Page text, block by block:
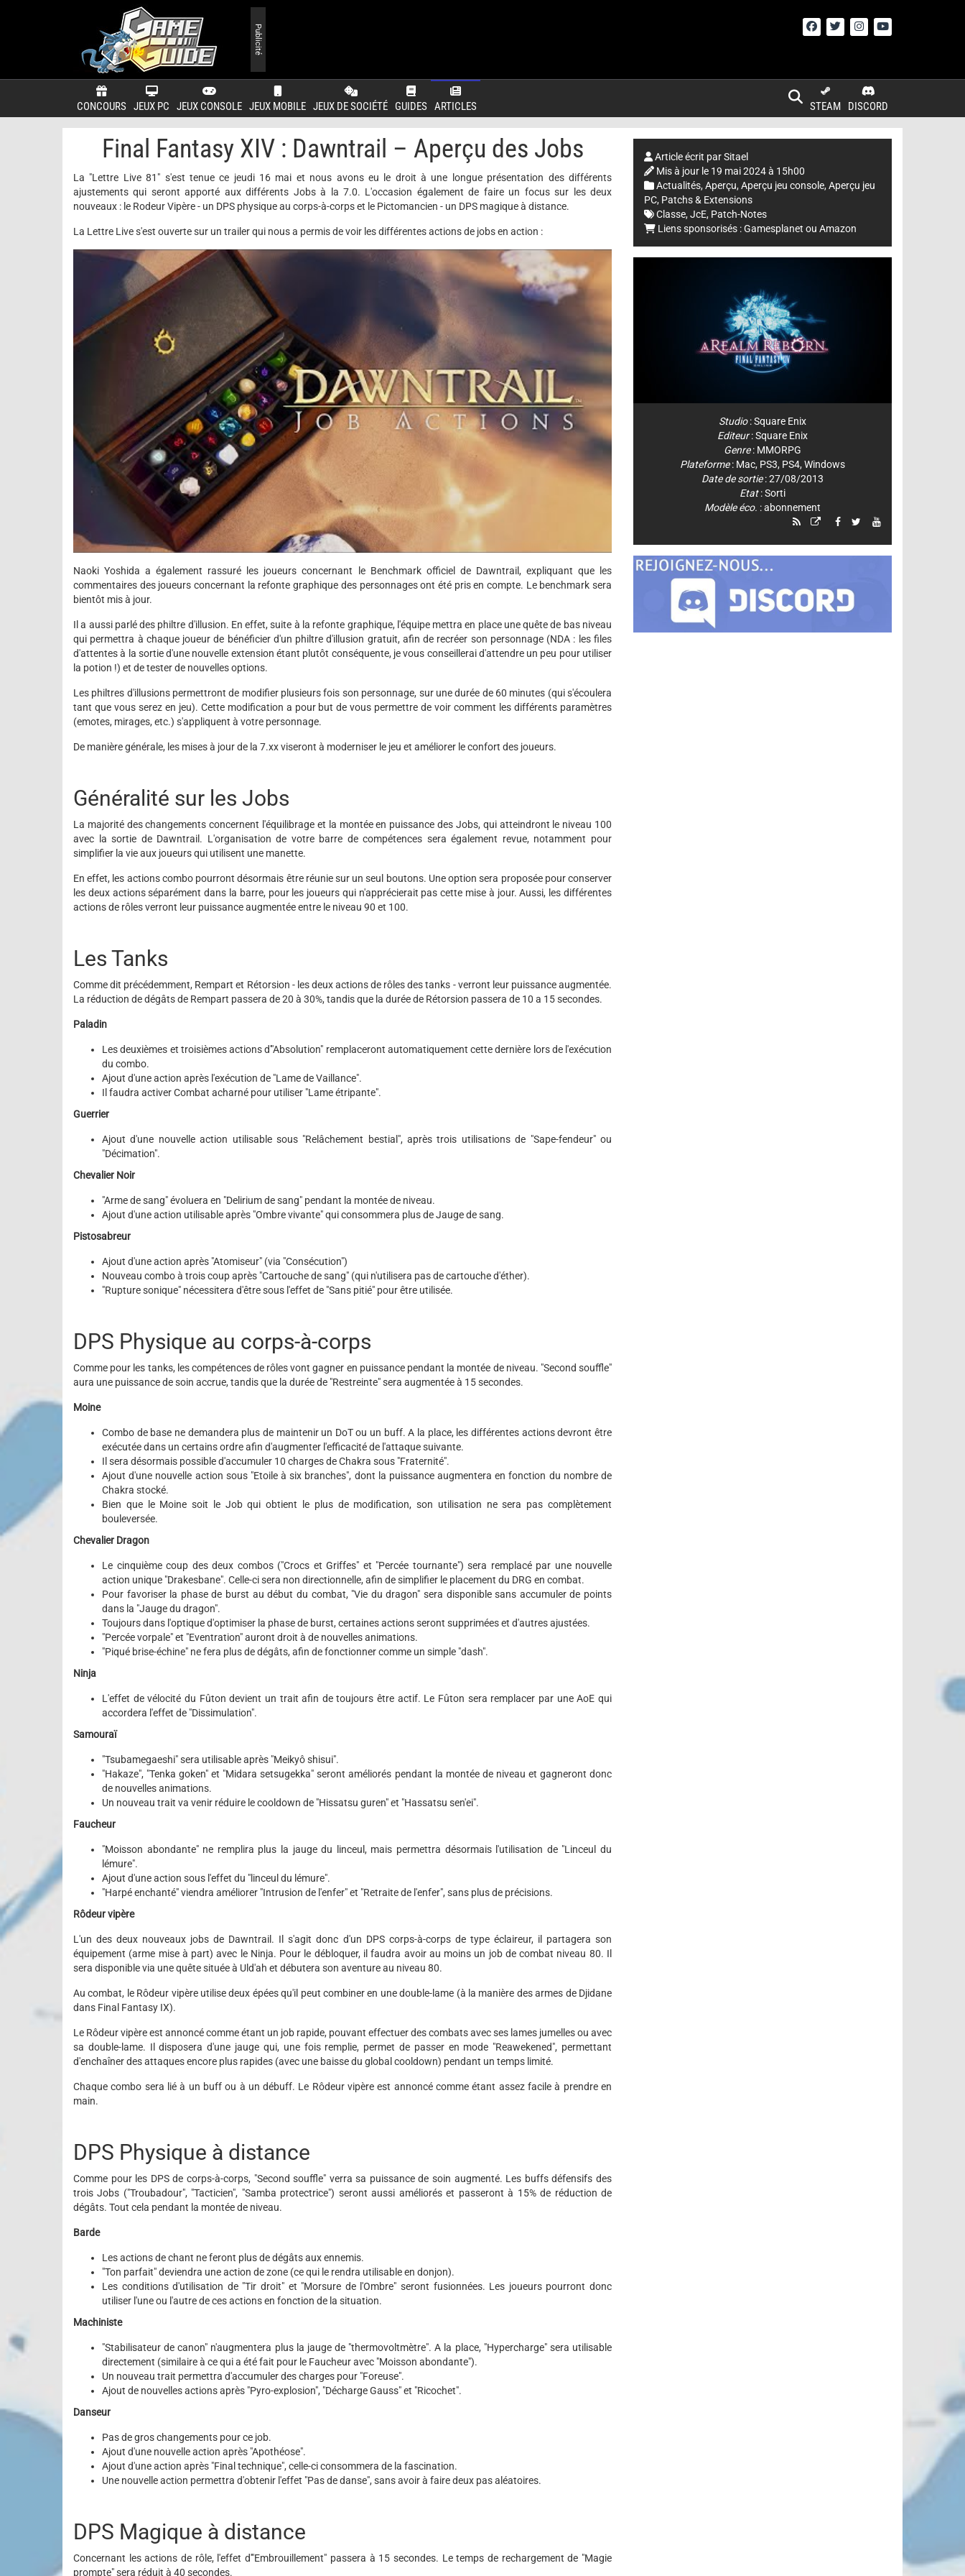
CONCOURS JEUX PC JEUX CONSOLE JEUX MOBILE JEUX DE SOCIÉTÉ GUIDES ARTICLES DISCORD
STEAM
Publicité
Final Fantasy XIV : Dawntrail – Aperçu des Jobs
La "Lettre Live 81" s'est tenue ce jeudi 16 mai et nous avons eu le droit à une longue présentation des différents
ajustements qui seront apporté aux différents Jobs à la 7.0. L'occasion également de faire un focus sur les deux
nouveaux : le Rodeur Vipère - un DPS physique au corps-à-corps et le Pictomancien - un DPS magique à distance.
La Lettre Live s'est ouverte sur un trailer qui nous a permis de voir les différentes actions de jobs en action :
Naoki Yoshida a également rassuré les joueurs concernant le Benchmark officiel de Dawntrail, expliquant que les
commentaires des joueurs concernant la refonte graphique des personnages ont été pris en compte. Le benchmark sera
bientôt mis à jour.
Il a aussi parlé des philtre d'illusion. En effet, suite à la refonte graphique, l'équipe mettra en place une quête de bas niveau
qui permettra à chaque joueur de bénéficier d'un philtre d'illusion gratuit, afin de recréer son personnage (NDA : les files
d'attentes à la sortie d'une nouvelle extension étant plutôt conséquente, je vous conseillerai d'attendre un peu pour utiliser
la potion !) et de tester de nouvelles options.
Les philtres d'illusions permettront de modifier plusieurs fois son personnage, sur une durée de 60 minutes (qui s'écoulera
tant que vous serez en jeu). Cette modification a pour but de vous permettre de voir comment les différents paramètres
(emotes, mirages, etc.) s'appliquent à votre personnage.
De manière générale, les mises à jour de la 7.xx viseront à moderniser le jeu et améliorer le confort des joueurs.
Généralité sur les Jobs
La majorité des changements concernent l'équilibrage et la montée en puissance des Jobs, qui atteindront le niveau 100
avec la sortie de Dawntrail. L'organisation de votre barre de compétences sera également revue, notamment pour
simplifier la vie aux joueurs qui utilisent une manette.
En effet, les actions combo pourront désormais être réunie sur un seul boutons. Une option sera proposée pour conserver
les deux actions séparément dans la barre, pour les joueurs qui n'apprécierait pas cette mise à jour. Aussi, les différentes
actions de rôles verront leur puissance augmentée entre le niveau 90 et 100.
Les Tanks
Comme dit précédemment, Rempart et Rétorsion - les deux actions de rôles des tanks - verront leur puissance augmentée.
La réduction de dégâts de Rempart passera de 20 à 30%, tandis que la durée de Rétorsion passera de 10 a 15 secondes.
Paladin
Les deuxièmes et troisièmes actions d'"Absolution" remplaceront automatiquement cette dernière lors de l'exécution
du combo.
Ajout d'une action après l'exécution de "Lame de Vaillance".
Il faudra activer Combat acharné pour utiliser "Lame étripante".
Guerrier
Ajout d'une nouvelle action utilisable sous "Relâchement bestial", après trois utilisations de "Sape-fendeur" ou
"Décimation".
Chevalier Noir
"Arme de sang" évoluera en "Delirium de sang" pendant la montée de niveau.
Ajout d'une action utilisable après "Ombre vivante" qui consommera plus de Jauge de sang.
Pistosabreur
Ajout d'une action après "Atomiseur" (via "Consécution")
Nouveau combo à trois coup après "Cartouche de sang" (qui n'utilisera pas de cartouche d'éther).
"Rupture sonique" nécessitera d'être sous l'effet de "Sans pitié" pour être utilisée.
DPS Physique au corps-à-corps
Comme pour les tanks, les compétences de rôles vont gagner en puissance pendant la montée de niveau. "Second souffle"
aura une puissance de soin accrue, tandis que la durée de "Restreinte" sera augmentée à 15 secondes.
Moine
Combo de base ne demandera plus de maintenir un DoT ou un buff. A la place, les différentes actions devront être
exécutée dans un certains ordre afin d'augmenter l'efficacité de l'attaque suivante.
Il sera désormais possible d'accumuler 10 charges de Chakra sous "Fraternité".
Ajout d'une nouvelle action sous "Etoile à six branches", dont la puissance augmentera en fonction du nombre de
Chakra stocké.
Bien que le Moine soit le Job qui obtient le plus de modification, son utilisation ne sera pas complètement
bouleversée.
Chevalier Dragon
Le cinquième coup des deux combos ("Crocs et Griffes" et "Percée tournante") sera remplacé par une nouvelle
action unique "Drakesbane". Celle-ci sera non directionnelle, afin de simplifier le placement du DRG en combat.
Pour favoriser la phase de burst au début du combat, "Vie du dragon" sera disponible sans accumuler de points
dans la "Jauge du dragon".
Toujours dans l'optique d'optimiser la phase de burst, certaines actions seront supprimées et d'autres ajustées.
"Percée vorpale" et "Eventration" auront droit à de nouvelles animations.
"Piqué brise-échine" ne fera plus de dégâts, afin de fonctionner comme un simple "dash".
Ninja
L'effet de vélocité du Fûton devient un trait afin de toujours être actif. Le Fûton sera remplacer par une AoE qui
accordera l'effet de "Dissimulation".
Samouraï
"Tsubamegaeshi" sera utilisable après "Meikyô shisui".
"Hakaze", "Tenka goken" et "Midara setsugekka" seront améliorés pendant la montée de niveau et gagneront donc
de nouvelles animations.
Un nouveau trait va venir réduire le cooldown de "Hissatsu guren" et "Hassatsu sen'ei".
Faucheur
"Moisson abondante" ne remplira plus la jauge du linceul, mais permettra désormais l'utilisation de "Linceul du
lémure".
Ajout d'une action sous l'effet du "linceul du lémure".
"Harpé enchanté" viendra améliorer "Intrusion de l'enfer" et "Retraite de l'enfer", sans plus de précisions.
Rôdeur vipère
L'un des deux nouveaux jobs de Dawntrail. Il s'agit donc d'un DPS corps-à-corps de type éclaireur, il partagera son
équipement (arme mise à part) avec le Ninja. Pour le débloquer, il faudra avoir au moins un job de combat niveau 80. Il
sera disponible via une quête située à Uld'ah et débutera son aventure au niveau 80.
Au combat, le Rôdeur vipère utilise deux épées qu'il peut combiner en une double-lame (à la manière des armes de Djidane
dans Final Fantasy IX).
Le Rôdeur vipère est annoncé comme étant un job rapide, pouvant effectuer des combats avec ses lames jumelles ou avec
sa double-lame. Il disposera d'une jauge qui, une fois remplie, permet de passer en mode "Reawekened", permettant
d'enchaîner des attaques encore plus rapides (avec une baisse du global cooldown) pendant un temps limité.
Chaque combo sera lié à un buff ou à un débuff. Le Rôdeur vipère est annoncé comme étant assez facile à prendre en
main.
DPS Physique à distance
Comme pour les DPS de corps-à-corps, "Second souffle" verra sa puissance de soin augmenté. Les buffs défensifs des
trois Jobs ("Troubadour", "Tacticien", "Samba protectrice") seront aussi améliorés et passeront à 15% de réduction de
dégâts. Tout cela pendant la montée de niveau.
Barde
Les actions de chant ne feront plus de dégâts aux ennemis.
"Ton parfait" deviendra une action de zone (ce qui le rendra utilisable en donjon).
Les conditions d'utilisation de "Tir droit" et "Morsure de l'Ombre" seront fusionnées. Les joueurs pourront donc
utiliser l'une ou l'autre de ces actions en fonction de la situation.
Machiniste
"Stabilisateur de canon" n'augmentera plus la jauge de "thermovoltmètre". A la place, "Hypercharge" sera utilisable
directement (similaire à ce qui a été fait pour le Faucheur avec "Moisson abondante").
Un nouveau trait permettra d'accumuler des charges pour "Foreuse".
Ajout de nouvelles actions après "Pyro-explosion", "Décharge Gauss" et "Ricochet".
Danseur
Pas de gros changements pour ce job.
Ajout d'une nouvelle action après "Apothéose".
Ajout d'une action après "Final technique", celle-ci consommera de la fascination.
Une nouvelle action permettra d'obtenir l'effet "Pas de danse", sans avoir à faire deux pas aléatoires.
DPS Magique à distance
Concernant les actions de rôle, l'effet d'"Embrouillement" passera à 15 secondes. Le temps de rechargement de "Magie
prompte" sera réduit à 40 secondes.
Article écrit parSitael
Mis à jour le 19 mai 2024 à 15h00
Actualités, Aperçu, Aperçu jeu console, Aperçu jeu
PC, Patchs & Extensions
Classe, JcE, Patch-Notes
Liens sponsorisés :Gamesplanet ou Amazon
Studio:Square Enix
Editeur:Square Enix
Genre: MMORPG
Plateforme: Mac, PS3, PS4, Windows
Date de sortie: 27/08/2013
Etat: Sorti
Modèle éco. : abonnement